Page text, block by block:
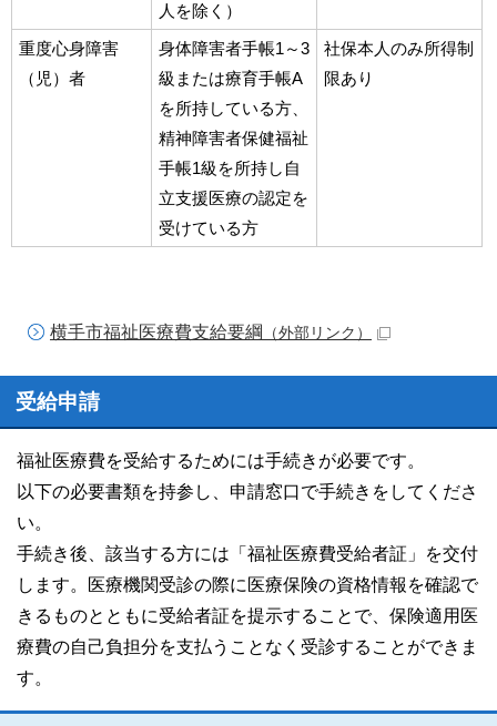
人を除く）
重度心身障害
（児）者
身体障害者手帳1～3
級または療育手帳A
を所持している方、
精神障害者保健福祉
手帳1級を所持し自
立支援医療の認定を
受けている方
社保本人のみ所得制
限あり
横手市福祉医療費支給要綱 （外部リンク）
受給申請
福祉医療費を受給するためには手続きが必要です。
以下の必要書類を持参し、申請窓口で手続きをしてくださ
い。
手続き後、該当する方には「福祉医療費受給者証」を交付
します。医療機関受診の際に医療保険の資格情報を確認で
きるものとともに受給者証を提示することで、保険適用医
療費の自己負担分を支払うことなく受診することができま
す。